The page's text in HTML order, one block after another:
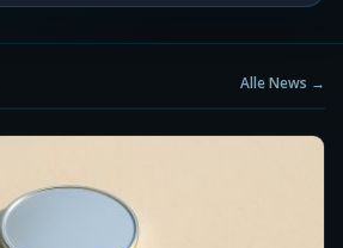
Alle News →